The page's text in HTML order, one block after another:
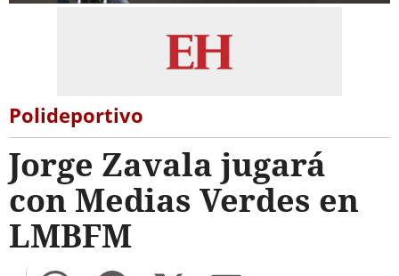
Polideportivo
Jorge Zavala jugará
con Medias Verdes en
LMBFM